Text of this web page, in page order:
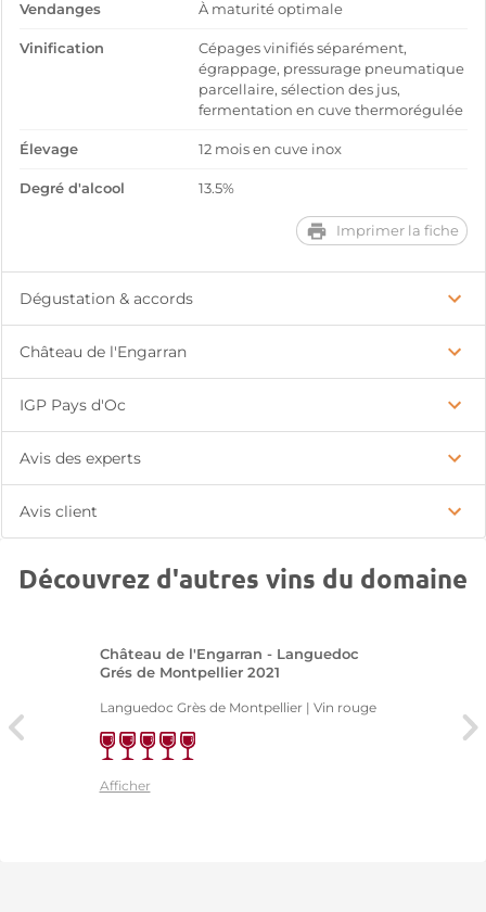
Vendanges À maturité optimale
Vinification
Cépages vinifiés séparément,
égrappage, pressurage pneumatique
parcellaire, sélection des jus,
fermentation en cuve thermorégulée
Élevage 12 mois en cuve inox
Degré d'alcool 13.5%
Imprimer la fiche
Dégustation & accords
Château de l'Engarran
IGP Pays d'Oc
Avis des experts
Avis client
Découvrez d'autres vins du domaine
Château de l'Engarran - Languedoc
Grés de Montpellier 2021
Languedoc Grès de Montpellier | Vin rouge
Afficher